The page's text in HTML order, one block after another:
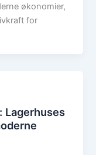
økonomier,
for